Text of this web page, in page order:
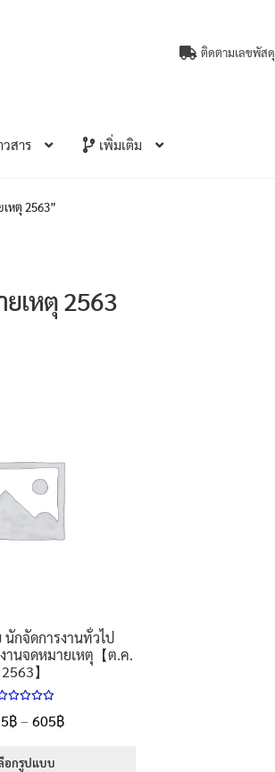
ติดตามเลขพัสดุ
วสาร เพิ่มเติม
หตุ 2563”
เหตุ 2563
กจัดการงานทั่วไป
านจดหมายเหตุ【ต.ค.
2563】
ตั้งแต่
฿ – 605฿Price
อกรูปแบบ